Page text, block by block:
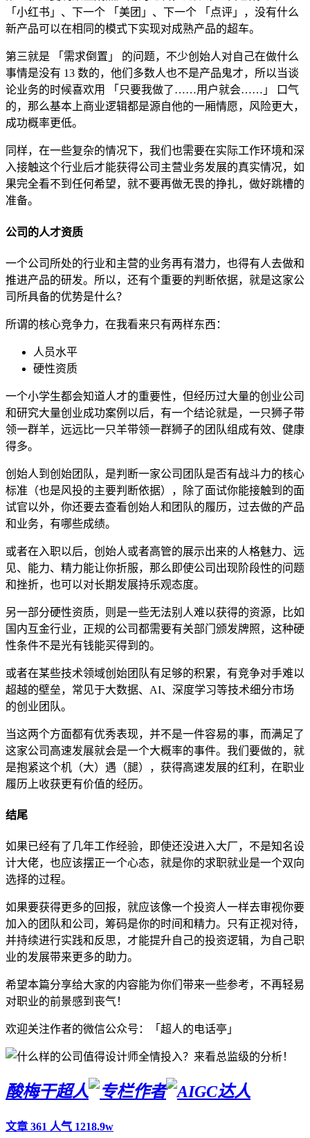
「小红书」、下一个 「美团」、下一个 「点评」，没有什么
新产品可以在相同的模式下实现对成熟产品的超车。
第三就是 「需求倒置」 的问题，不少创始人对自己在做什么
事情是没有 13 数的，他们多数人也不是产品鬼才，所以当谈
论业务的时候喜欢用 「只要我做了……用户就会……」 口气
的，那么基本上商业逻辑都是源自他的一厢情愿，风险更大，
成功概率更低。
同样，在一些复杂的情况下，我们也需要在实际工作环境和深
入接触这个行业后才能获得公司主营业务发展的真实情况，如
果完全看不到任何希望，就不要再做无畏的挣扎，做好跳槽的
准备。
公司的人才资质
一个公司所处的行业和主营的业务再有潜力，也得有人去做和
推进产品的研发。所以，还有个重要的判断依据，就是这家公
司所具备的优势是什么？
所谓的核心竞争力，在我看来只有两样东西：
人员水平
硬性资质
一个小学生都会知道人才的重要性，但经历过大量的创业公司
和研究大量创业成功案例以后，有一个结论就是，一只狮子带
领一群羊，远远比一只羊带领一群狮子的团队组成有效、健康
得多。
创始人到创始团队，是判断一家公司团队是否有战斗力的核心
标准（也是风投的主要判断依据），除了面试你能接触到的面
试官以外，你还要去查看创始人和团队的履历，过去做的产品
和业务，有哪些成绩。
或者在入职以后，创始人或者高管的展示出来的人格魅力、远
见、能力、精力能让你折服，那么即使公司出现阶段性的问题
和挫折，也可以对长期发展持乐观态度。
另一部分硬性资质，则是一些无法别人难以获得的资源，比如
国内互金行业，正规的公司都需要有关部门颁发牌照，这种硬
性条件不是光有钱能买得到的。
或者在某些技术领域创始团队有足够的积累，有竞争对手难以
超越的壁垒，常见于大数据、AI、深度学习等技术细分市场
的创业团队。
当这两个方面都有优秀表现，并不是一件容易的事，而满足了
这家公司高速发展就会是一个大概率的事件。我们要做的，就
是抱紧这个机（大）遇（腿），获得高速发展的红利，在职业
履历上收获更有价值的经历。
结尾
如果已经有了几年工作经验，即使还没进入大厂，不是知名设
计大佬，也应该摆正一个心态，就是你的求职就业是一个双向
选择的过程。
如果要获得更多的回报，就应该像一个投资人一样去审视你要
加入的团队和公司，筹码是你的时间和精力。只有正视对待，
并持续进行实践和反思，才能提升自己的投资逻辑，为自己职
业的发展带来更多的助力。
希望本篇分享给大家的内容能为你们带来一些参考，不再轻易
对职业的前景感到丧气！
欢迎关注作者的微信公众号：「超人的电话亭」
酸梅干超人
文章 361 人气 1218.9w